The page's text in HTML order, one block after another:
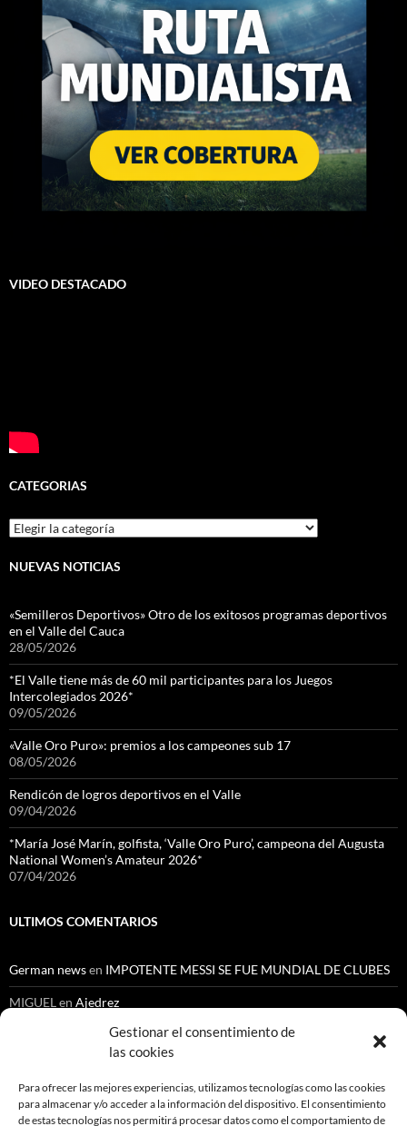
Gestionar el consentimiento de
las cookies
Para ofrecer las mejores experiencias, utilizamos tecnologías como las cookies
para almacenar y/o acceder a la información del dispositivo. El consentimiento
de estas tecnologías nos permitirá procesar datos como el comportamiento de
VIDEO DESTACADO
CATEGORIAS
Categorias
NUEVAS NOTICIAS
«Semilleros Deportivos» Otro de los exitosos programas deportivos
en el Valle del Cauca
28/05/2026
*El Valle tiene más de 60 mil participantes para los Juegos
Intercolegiados 2026*
09/05/2026
«Valle Oro Puro»: premios a los campeones sub 17
08/05/2026
Rendicón de logros deportivos en el Valle
09/04/2026
*María José Marín, golfista, ‘Valle Oro Puro’, campeona del Augusta
National Women’s Amateur 2026*
07/04/2026
ULTIMOS COMENTARIOS
German newsen IMPOTENTE MESSI SE FUE MUNDIAL DE CLUBES
MIGUEL en Ajedrez
Cenoide Lopez ChantreenNUEVO ESCANDALO EN LA ESCUELA
NACIONAL DEL DEPORTE
Orlando GutiérrezenAutomovilismo
Gustavo Medina MedinaenAjedrez